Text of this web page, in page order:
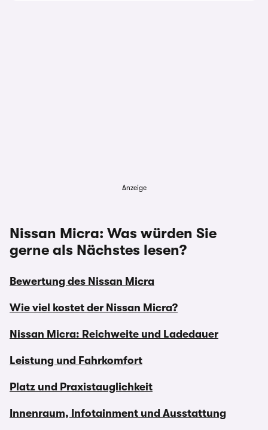
Anzeige
Nissan Micra: Was würden Sie
gerne als Nächstes lesen?
Bewertung des Nissan Micra
Wie viel kostet der Nissan Micra?
Nissan Micra: Reichweite und Ladedauer
Leistung und Fahrkomfort
Platz und Praxistauglichkeit
Innenraum, Infotainment und Ausstattung